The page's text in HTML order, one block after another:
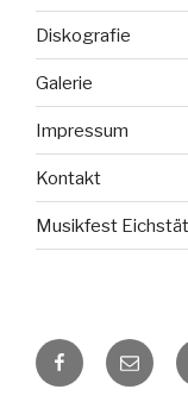
Diskografie
Galerie
Impressum
Kontakt
Musikfest
Facebook
E-
Mail